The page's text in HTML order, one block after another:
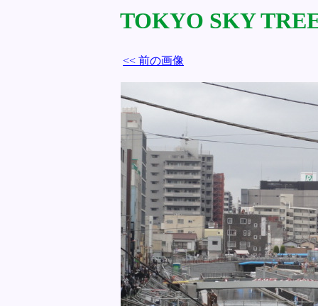
TOKYO SKY
<< 前の画像